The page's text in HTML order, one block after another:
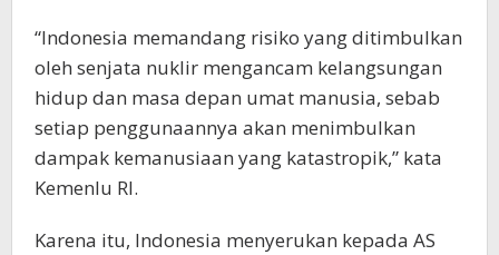
“Indonesia memandang risiko yang ditimbulkan
oleh senjata nuklir mengancam kelangsungan
hidup dan masa depan umat manusia, sebab
setiap penggunaannya akan menimbulkan
dampak kemanusiaan yang katastropik,” kata
Kemenlu RI.
Karena itu, Indonesia menyerukan kepada AS